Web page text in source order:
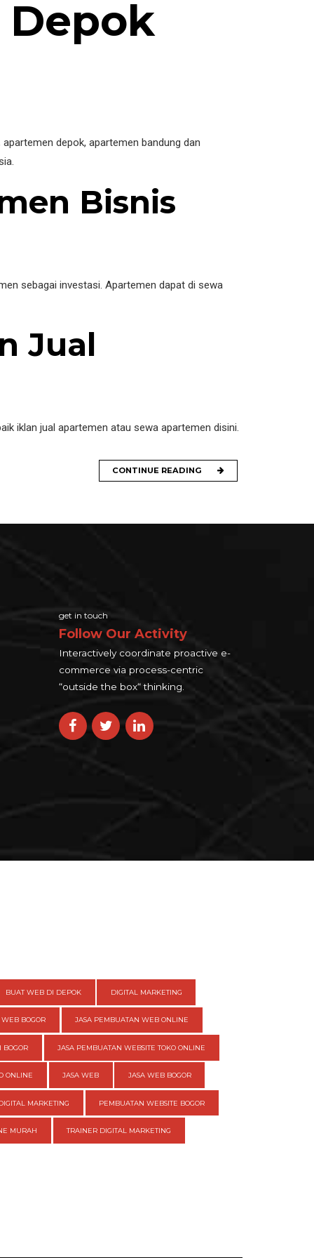
depok, apartemen bandung dan
Bisnis
sebagai investasi. Apartemen dapat di sewa
Jual
iklan jual apartemen atau sewa apartemen disini.
CONTINUE READING
get in touch
Follow Our Activity
Interactively coordinate proactive e-
commerce via process-centric
“outside the box“ thinking.
BUAT WEB DI DEPOK DIGITAL MARKETING
BOGOR JASA PEMBUATAN WEB ONLINE
BOGOR JASA PEMBUATAN WEBSITE TOKO ONLINE
ONLINE JASA WEB JASA WEB BOGOR
MARKETING PEMBUATAN WEBSITE BOGOR
MURAH TRAINER DIGITAL MARKETING